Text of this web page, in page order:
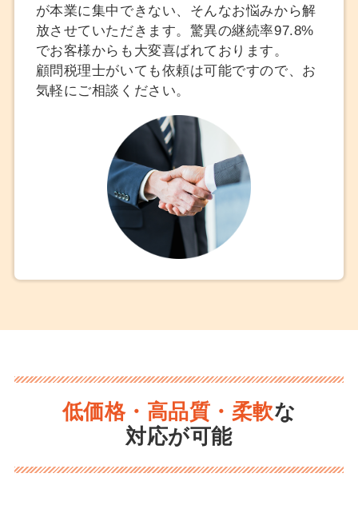
が本業に集中できない、そんなお悩みから解
放させていただきます。驚異の継続率97.8%
でお客様からも大変喜ばれております。
顧問税理士がいても依頼は可能ですので、お
気軽にご相談ください。
低価格・高品質・柔軟な
対応が可能